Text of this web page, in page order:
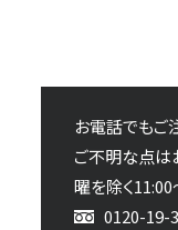
お電話でもご
ご不明な点は
曜を除く11:00
0120-19-